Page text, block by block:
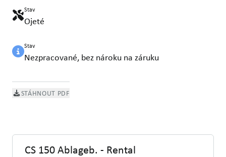
Stav
Ojeté
Stav
Nezpracované, bez nároku na záruku
STÁHNOUT PDF
CS 150 Ablageb. - Rental